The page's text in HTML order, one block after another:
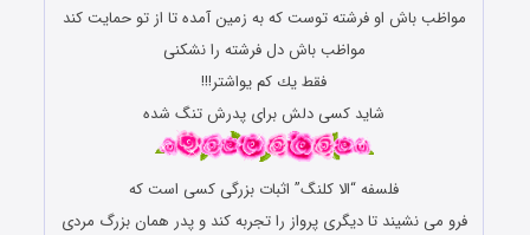
ﻣﻮﺍﻇﺐ ﺑﺎﺵ ﺍﻭ ﻓﺮﺷﺘﻪ ﺗﻮﺳﺖ ﻛﻪ ﺑﻪ ﺯﻣﻴﻦ ﺁﻣﺪﻩ ﺗﺎ ﺍﺯ ﺗﻮ ﺣﻤﺎﻳﺖ ﻛﻨﺪ
ﻣﻮﺍﻇﺐ ﺑﺎﺵ ﺩﻝ ﻓﺮﺷﺘﻪ ﺭﺍ نشکنی
ﻓﻘﻂ ﻳﻚ ﻛﻢ ﻳﻮﺍﺷﺘﺮ!!!
ﺷﺎﻳﺪ کسی ﺩﻟﺶ ﺑﺮﺍی ﭘﺪﺭﺵ ﺗﻨﮓ ﺷﺪﻩ
فلسفه “الا کلنگ” اثبات بزرگی کسی است که
فرو می نشیند تا دیگری پرواز را تجربه کند و پدر همان بزرگ مردی